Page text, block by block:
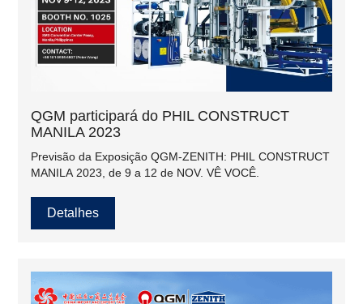
QGM participará do PHIL CONSTRUCT
MANILA 2023
Previsão da Exposição QGM-ZENITH: PHIL CONSTRUCT
MANILA 2023, de 9 a 12 de NOV. VÊ VOCÊ.
Detalhes